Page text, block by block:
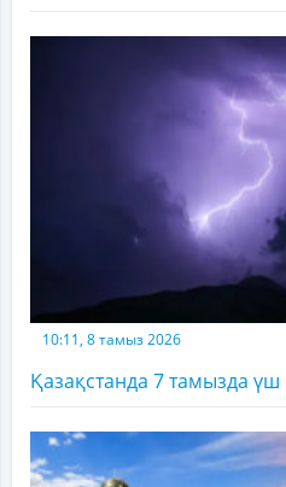
10:11, 8 тамыз 2026
Қазақстанда 7 тамызда үш